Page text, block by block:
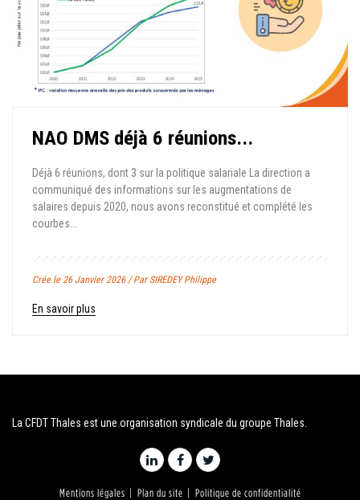
NAO DMS déjà 6 réunions...
Déjà 6 réunions, dont 3 sur la politique salariale La direction a
communiqué des informations sur les augmentations de
salaires depuis 2020, nous avons reconstitué et complété les
courbes...
Crée le 26 Janvier 2026 / Par SIREDEY Philippe
En savoir plus
La CFDT Thales est une organisation syndicale du groupe Thales.
Mentions légales Plan du site Politique de confidentialité